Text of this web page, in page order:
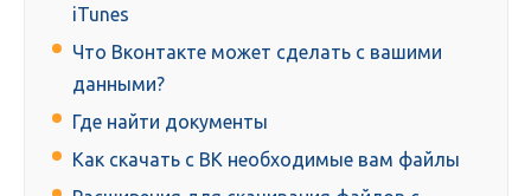
iTunes
Что Вконтакте может сделать с вашими
данными?
Где найти документы
Как скачать с ВК необходимые вам файлы